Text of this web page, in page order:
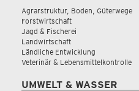
Agrarstruktur, Boden, Güterwege
Forstwirtschaft
Jagd & Fischerei
Landwirtschaft
Ländliche Entwicklung
Veterinär & Lebensmittelkontrolle
UMWELT & WASSER